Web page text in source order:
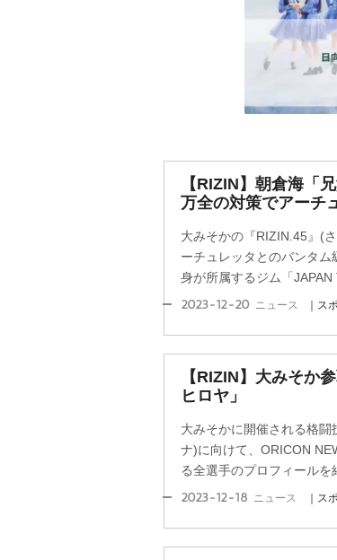
【RIZIN】朝倉海「
万全の対策でアーチ
大みそかの『RIZIN.45』(
ーチュレッタとのバンタ
身が所属するジム「JAPAN
2023-12-20 ニュース ｜ス
【RIZIN】大みそか
ヒロヤ」
大みそかに開催される格
ナ)に向けて、ORICON
る全選手のプロフィールを
2023-12-18 ニュース ｜ス